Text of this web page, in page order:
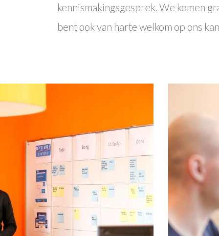
kennismakingsgesprek. We komen
bent ook van harte welkom op ons